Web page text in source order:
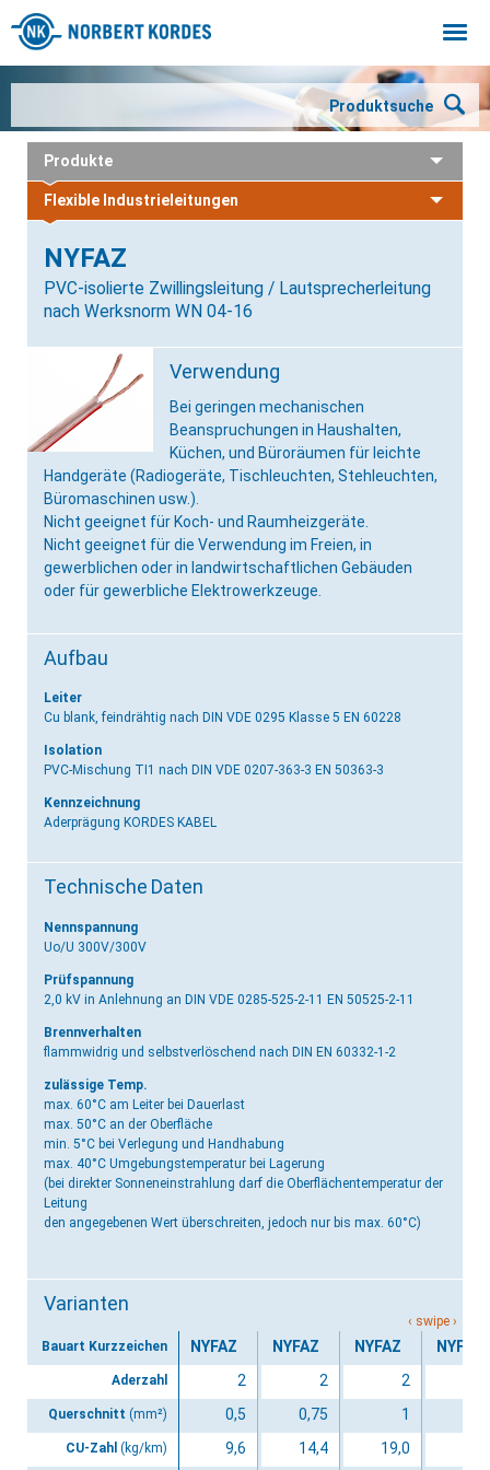
Produktsuche
Produkte
Flexible Industrieleitungen
NYFAZ
PVC-isolierte Zwillingsleitung / Lautsprecherleitung
nach Werksnorm WN 04-16
Verwendung
Bei geringen mechanischen
Beanspruchungen in Haushalten,
Küchen, und Büroräumen für leichte
Handgeräte (Radiogeräte, Tischleuchten, Stehleuchten,
Büromaschinen usw.).
Nicht geeignet für Koch- und Raumheizgeräte.
Nicht geeignet für die Verwendung im Freien, in
gewerblichen oder in landwirtschaftlichen Gebäuden
oder für gewerbliche Elektrowerkzeuge.
Aufbau
Leiter
Cu blank, feindrähtig nach DIN VDE 0295 Klasse 5 EN 60228
Isolation
PVC-Mischung TI1 nach DIN VDE 0207-363-3 EN 50363-3
Kennzeichnung
Aderprägung KORDES KABEL
Technische Daten
Nennspannung
Uo/U 300V/300V
Prüfspannung
2,0 kV in Anlehnung an DIN VDE 0285-525-2-11 EN 50525-2-11
Brennverhalten
flammwidrig und selbstverlöschend nach DIN EN 60332-1-2
zulässige Temp.
max. 60°C am Leiter bei Dauerlast
max. 50°C an der Oberfläche
min. 5°C bei Verlegung und Handhabung
max. 40°C Umgebungstemperatur bei Lagerung
(bei direkter Sonneneinstrahlung darf die Oberflächentemperatur der
Leitung
den angegebenen Wert überschreiten, jedoch nur bis max. 60°C)
Varianten
Bauart Kurzzeichen
Aderzahl
Querschnitt (mm²)
CU-Zahl (kg/km)
NYFAZ
2
0,5
9,6
NYFAZ
2
0,75
14,4
NYFAZ
2
1
19,0
NYFAZ